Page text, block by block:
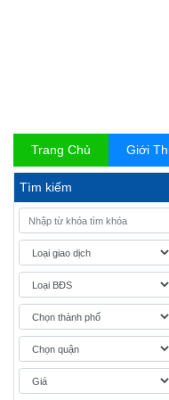
Trang Chủ Giới
Tìm kiếm